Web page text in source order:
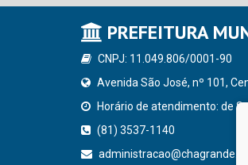
PREFEITURA
CNPJ: 11.049.806/0001-90
Avenida São José, nº 101,
Horário de atendimento: de
(81) 3537-1140